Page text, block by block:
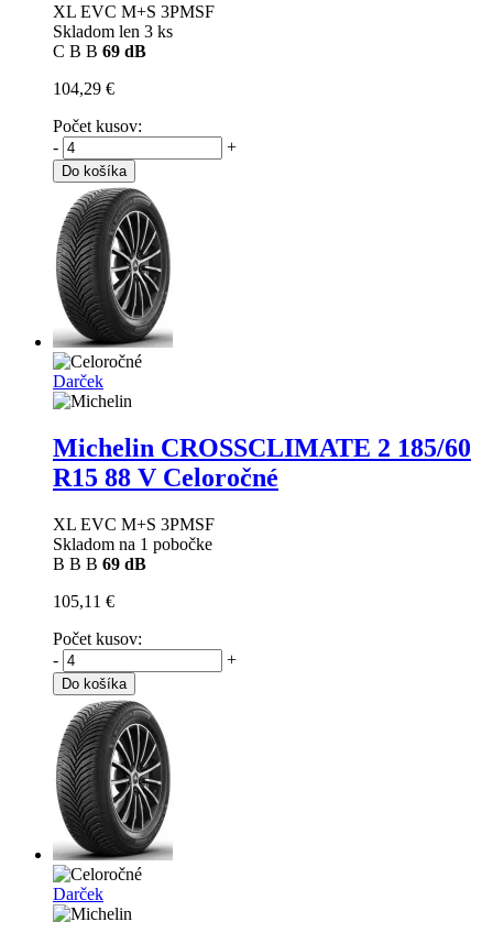
XL EVC M+S 3PMSF
Skladom len 3 ks
C B B 69 dB
104,29 €
Počet kusov:
-
+
Do košíka
Darček
Michelin CROSSCLIMATE 2 185/60
R15 88 V Celoročné
XL EVC M+S 3PMSF
Skladom na 1 pobočke
B B B 69 dB
105,11 €
Počet kusov:
-
+
Do košíka
Darček